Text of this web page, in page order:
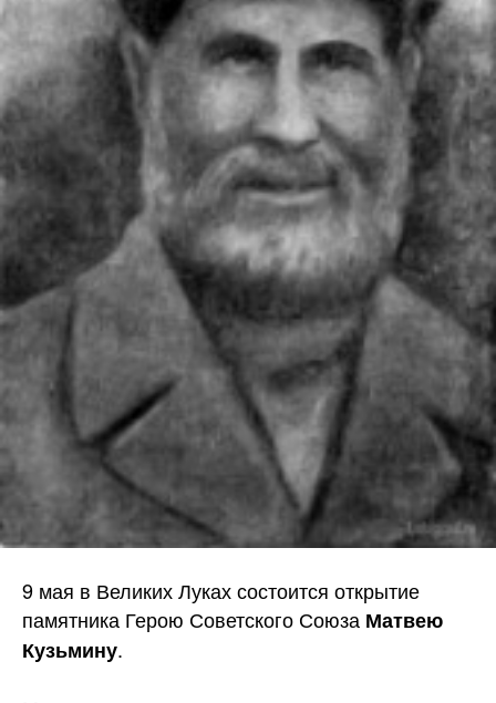
9 мая в Великих Луках состоится открытие
памятника Герою Советского Союза Матвею
Кузьмину.